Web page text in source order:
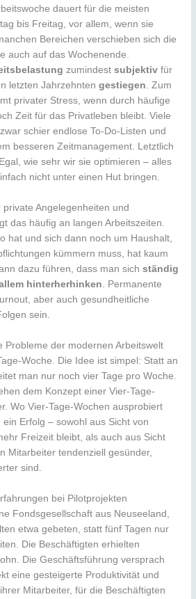
dauert für die meisten
bis Freitag, vor allem, wenn sie
Bereichen verschieben sich die
auch auf das Wochenende.
zumindestsubjektiv für
letzten Jahrzehntengestiegen. Zum
privater Stress, wenn durch häufige
Zeit für das Privatleben bleibt. Viele
schier endlose To-Do-Listen und
besseren Zeitmanagement. Letztlich
wie sehr wir sie optimieren – alles
nicht unter einen Hut bringen.
Angelegenheiten und
das häufig an langen Arbeitszeiten.
hat und sich dann noch um Haushalt,
kümmern muss, hat kaum
dazu führen, dass man sichständig
hinterherhinken. Permanente
aber auch gesundheitliche
sein.
Probleme der modernen Arbeitswelt
Woche. Die Idee ist simpel: Statt an
man nur noch vier Tage pro Woche.
dem Konzept einer Vier-Tage-
Wo Vier-Tage-Wochen ausprobiert
Erfolg – sowohl aus Sicht von
Freizeit bleibt, als auch aus Sicht
Mitarbeiter tendenziell gesünder,
sind.
bei Pilotprojekten
Fondsgesellschaft aus Neuseeland,
etwa gebeten, statt fünf Tagen nur
Die Beschäftigten erhielten
Die Geschäftsführung versprach
eine gesteigerte Produktivität und
Mitarbeiter, für die Beschäftigten